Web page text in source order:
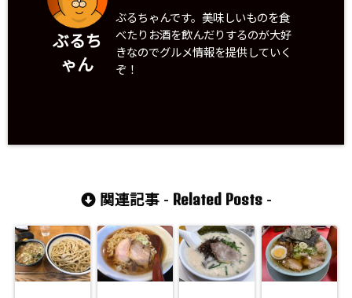
ぶるち
ゃん
ぶるちゃんです。美味しいものを食
べたりお酒を飲んだりするのが大好
きなのでグルメ情報を提供していく
ぞ！
関連記事 - Related Posts-